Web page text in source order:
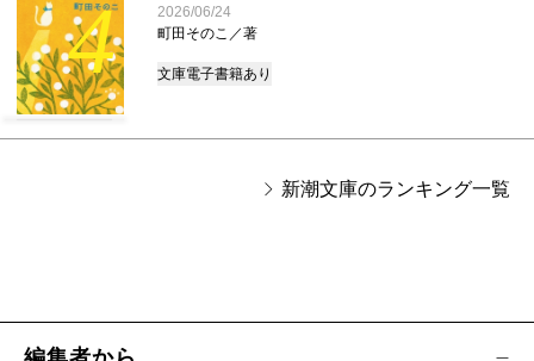
4
2026/06/24
町田そのこ／著
文庫電子書籍あり
新潮文庫のランキング一覧